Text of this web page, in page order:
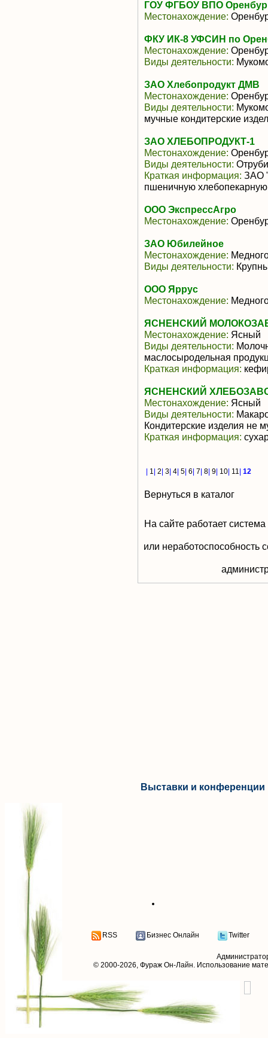
ГОУ ФГБОУ ВПО
Местонахождение:
ФКУ ИК-8 УФСИН по
Местонахождение:
Виды деятельности:
ЗАО Хлебопродукт ДМВ
Местонахождение:
Виды деятельности:
мучные кондитерские
ЗАО ХЛЕБОПРОДУКТ-1
Местонахождение:
Виды деятельности:
Краткая информация: ЗАО
пшеничную
ООО ЭкспрессАгро
Местонахождение:
ЗАО Юбилейное
Местонахождение:
Виды деятельности:
ООО Яррус
Местонахождение:
ЯСНЕНСКИЙ
Местонахождение: Ясный
Виды деятельности:
маслосыродельная
Краткая информация:
ЯСНЕНСКИЙ
Местонахождение: Ясный
Виды деятельности:
Кондитерские изделия не
Краткая информация:
1 2 3 4 5 6 7 8 9 10 11 12
Вернуться в каталог
На сайте работает
или неработоспособность
Выставки и конференции
RSS Бизнес Онлайн Twitter
© 2000-2026, Фураж Он-Лайн. Использование